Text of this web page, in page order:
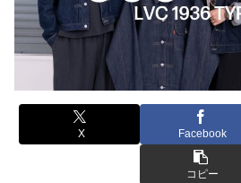
X Facebook
コピー